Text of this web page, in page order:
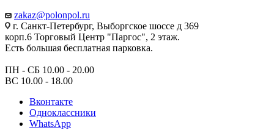
zakaz@polonpol.ru
г. Санкт-Петербург, Выборгское шоссе д 369
корп.6 Торговый Центр "Паргос", 2 этаж.
Есть большая бесплатная парковка.
ПН - СБ 10.00 - 20.00
ВС 10.00 - 18.00
Вконтакте
Одноклассники
WhatsApp